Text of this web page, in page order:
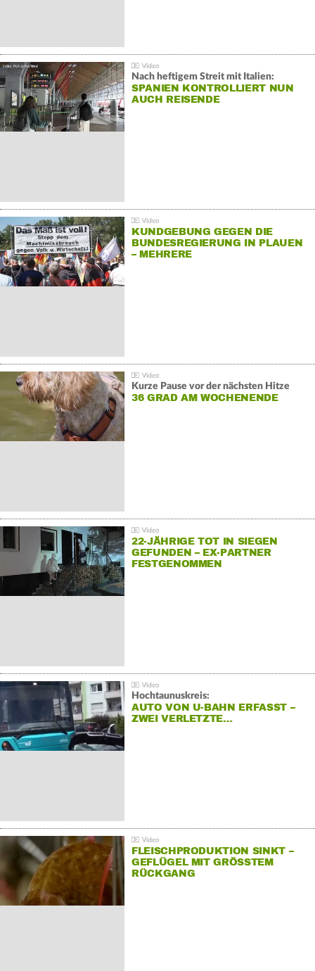
Nach heftigem Streit mit Italien:
SPANIEN KONTROLLIERT NUN
AUCH REISENDE
KUNDGEBUNG GEGEN DIE
BUNDESREGIERUNG IN PLAUEN
– MEHRERE
Kurze Pause vor der nächsten Hitze
36 GRAD AM WOCHENENDE
22-JÄHRIGE TOT IN SIEGEN
GEFUNDEN – EX-PARTNER
FESTGENOMMEN
Hochtaunuskreis:
AUTO VON U-BAHN ERFASST –
ZWEI VERLETZTE…
FLEISCHPRODUKTION SINKT –
GEFLÜGEL MIT GRÖSSTEM R
ÜCKGANG